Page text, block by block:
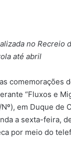
no Recreio
até abril
comemorações
“Fluxos e
em Duque de
a sexta-feira,
por meio do